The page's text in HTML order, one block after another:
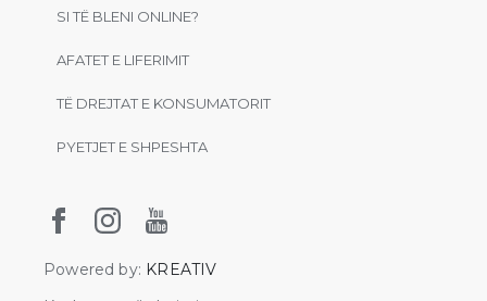
SI TË BLENI ONLINE?
AFATET E LIFERIMIT
TË DREJTAT E KONSUMATORIT
PYETJET E SHPESHTA
Powered by: KREATIV